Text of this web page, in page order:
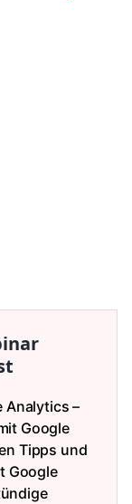
Analytics –
Google
Tipps und
Google